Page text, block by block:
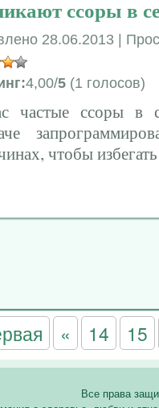
ссоры в
28.06.2013 |
4,00/5 (1 голосов)
частые ссоры в
чтобы
« 14 15
Все права